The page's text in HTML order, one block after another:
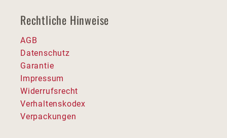
Rechtliche Hinweise
AGB
Datenschutz
Garantie
Impressum
Widerrufsrecht
Verhaltenskodex
Verpackungen